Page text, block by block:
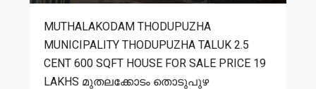
MUTHALAKODAM THODUPUZHA
MUNICIPALITY THODUPUZHA TALUK 2.5
CENT 600 SQFT HOUSE FOR SALE PRICE 19
LAKHS മുതലക്കോടം തൊടുപുഴ